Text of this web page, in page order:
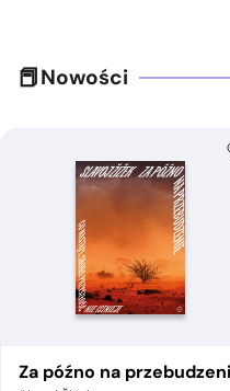
Nowości
Za późno na